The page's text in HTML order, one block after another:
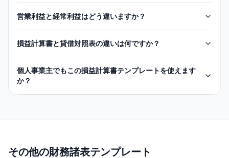
営業利益と経常利益はどう違いますか？
損益計算書と貸借対照表の違いは何ですか？
個人事業主でもこの損益計算書テンプレートを使えます
か？
その他の財務諸表テンプレート